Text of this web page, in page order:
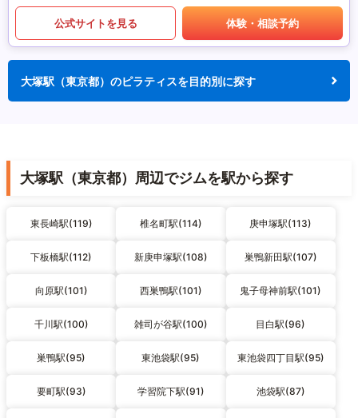
公式サイトを見る 体験・相談予約
大塚駅（東京都）のピラティスを目的別に探す
大塚駅（東京都）周辺でジムを駅から探す
東長崎駅(119) 椎名町駅(114) 庚申塚駅(113)
下板橋駅(112) 新庚申塚駅(108) 巣鴨新田駅(107)
向原駅(101) 西巣鴨駅(101) 鬼子母神前駅(101)
千川駅(100) 雑司が谷駅(100) 目白駅(96)
巣鴨駅(95) 東池袋駅(95) 東池袋四丁目駅(95)
要町駅(93) 学習院下駅(91) 池袋駅(87)